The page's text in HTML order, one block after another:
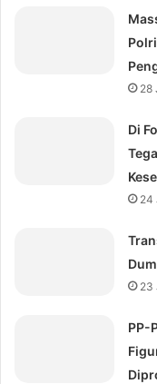
28
Di
24
23
⁠PP-